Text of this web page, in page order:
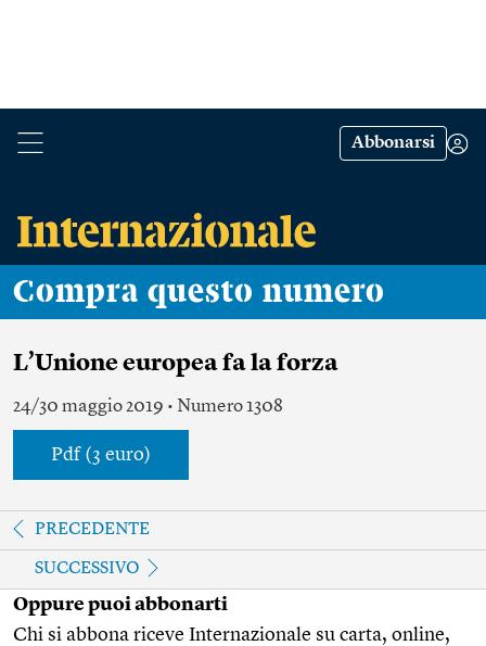
Abbonarsi
Compra questo numero
L’Unione europea fa la forza
24/30 maggio 2019 • Numero 1308
Pdf (3 euro)
PRECEDENTE
SUCCESSIVO
Oppure puoi abbonarti
Chi si abbona riceve Internazionale su carta, online,